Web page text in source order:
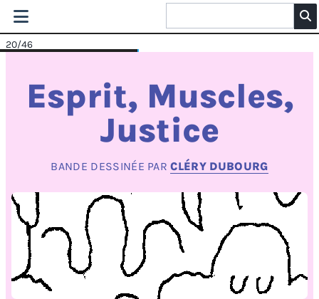
20/46
Esprit, Muscles,
Justice
BANDE DESSINÉE PARCLÉRY DUBOURG